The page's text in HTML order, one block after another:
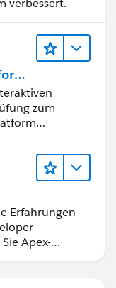
verbessert.
zum
-
Erfahrungen
Apex-